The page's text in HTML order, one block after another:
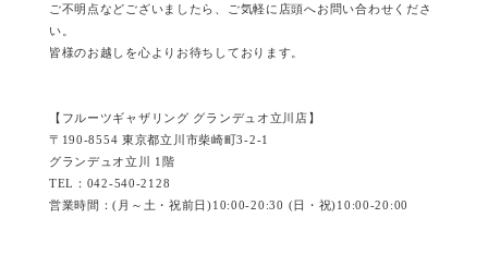
ご不明点などございましたら、ご気軽に店頭へお問い合わせくださ
い。
皆様のお越しを心よりお待ちしております。
【フルーツギャザリング グランデュオ立川店】
〒190-8554 東京都立川市柴崎町3-2-1
グランデュオ立川 1階
TEL：042-540-2128
営業時間：(月～土・祝前日)10:00-20:30 (日・祝)10:00-20:00